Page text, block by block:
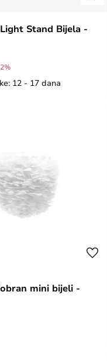
Stand Bijela -
12 - 17 dana
mini bijeli -